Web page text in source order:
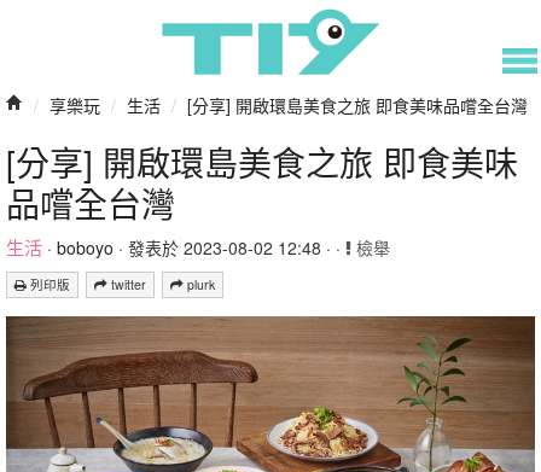
/ 享樂玩 / 生活 / [分享] 開啟環島美食之旅 即食美味品嚐全台灣
[分享] 開啟環島美食之旅 即食美味
品嚐全台灣
生活 · boboyo · 發表於 2023-08-02 12:48 · · 檢舉
列印版 twitter plurk